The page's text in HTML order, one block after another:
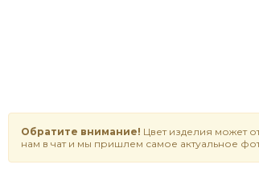
Обратите внимание! Цвет изделия может
нам в чат и мы пришлем самое актуальное